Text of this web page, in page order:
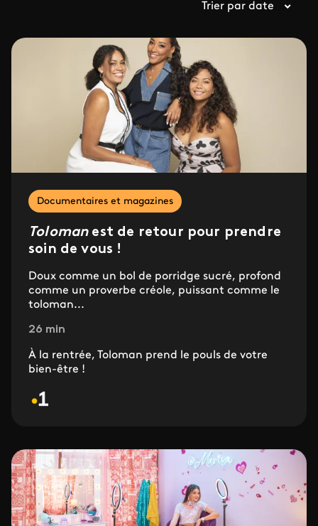
Trier par date
Documentaires et magazines
Tolomanest de retour pour prendre
soin de vous !
Doux comme un bol de porridge sucré, profond
comme un proverbe créole, puissant comme le
toloman...
26 min
À la rentrée, Toloman prend le pouls de votre
bien-être !